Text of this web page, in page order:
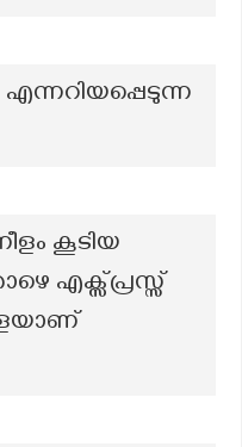
കൂടിയ
എക്സ്പ്രസ്സ്